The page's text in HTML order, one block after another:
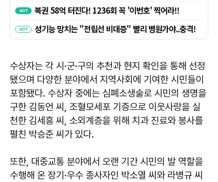
수상자는 각 시·군·구의 추천과 현지 확인을 통해 선정
됐으며 다양한 분야에서 지역사회에 기여한 시민들이
포함됐다. 수상자 중에는 심폐소생술로 시민의 생명을
구한 김동언 씨, 조혈모세포 기증으로 이웃사랑을 실
천한 김세흥 씨, 소외계층을 위해 치과 진료와 봉사를
펼친 박승준 씨가 있다.
또한, 대중교통 분야에서 오랜 기간 시민의 발 역할을
수행해 온 장기·우수 종사자인 박소열 씨와 라병규 씨